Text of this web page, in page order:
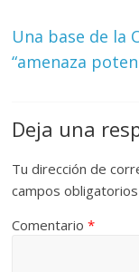
Una base de la
“amenaza
Deja una
Tu dirección de
campos
Comentario*